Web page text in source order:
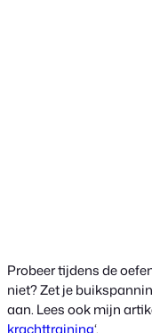
Probeer tijdens de
niet? Zet je
aan. Lees ook mijn
krachttraining‘.